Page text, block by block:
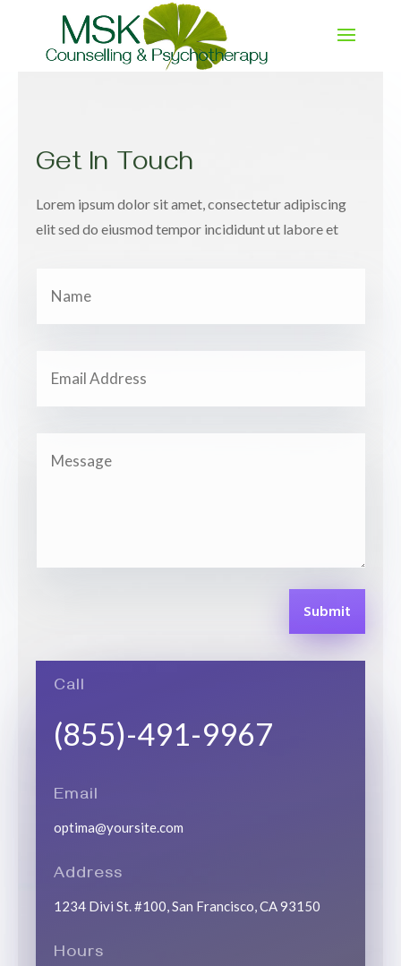
Get In Touch
Lorem ipsum dolor sit amet, consectetur adipiscing
elit sed do eiusmod tempor incididunt ut labore et
Submit
Call
(855)-491-9967
Email
optima@yoursite.com
Address
1234 Divi St. #100, San Francisco, CA 93150
Hours